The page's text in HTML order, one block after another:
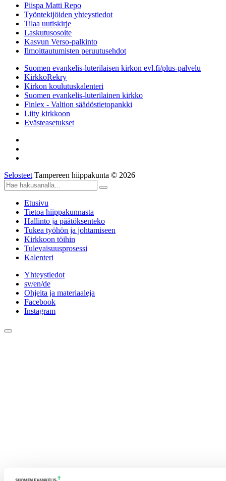
Piispa Matti Repo
Työntekijöiden yhteystiedot
Tilaa uutiskirje
Laskutusosoite
Kasvun Verso-palkinto
Ilmoittautumisten peruutusehdot
Suomen evankelis-luterilaisen kirkon evl.fi/plus-palvelu
KirkkoRekry
Kirkon koulutuskalenteri
Suomen evankelis-luterilainen kirkko
Finlex - Valtion säädöstietopankki
Liity kirkkoon
Evästeasetukset
Selosteet Tampereen hiippakunta © 2026
Etusivu
Tietoa hiippakunnasta
Hallinto ja päätöksenteko
Tukea työhön ja johtamiseen
Kirkkoon töihin
Tulevaisuusprosessi
Kalenteri
Yhteystiedot
sv/en/de
Ohjeita ja materiaaleja
Facebook
Instagram